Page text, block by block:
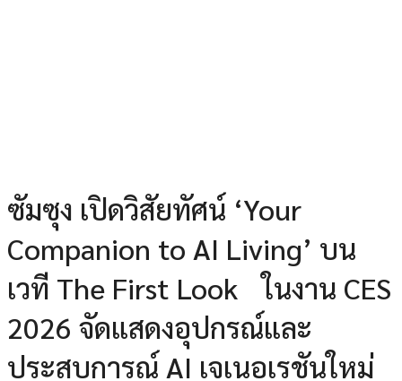
ซัมซุง เปิดวิสัยทัศน์ ‘Your
Companion to AI Living’ บน
เวที The First Look ในงาน CES
2026 จัดแสดงอุปกรณ์และ
ประสบการณ์ AI เจเนอเรชันใหม่